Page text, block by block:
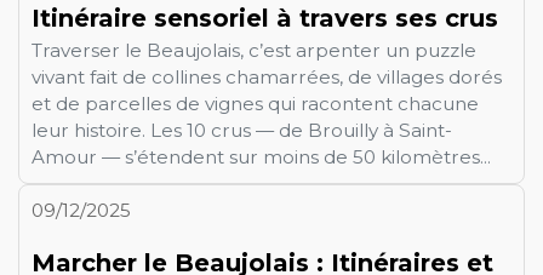
Itinéraire sensoriel à travers ses crus
Traverser le Beaujolais, c’est arpenter un puzzle
vivant fait de collines chamarrées, de villages dorés
et de parcelles de vignes qui racontent chacune
leur histoire. Les 10 crus — de Brouilly à Saint-
Amour — s’étendent sur moins de 50 kilomètres...
09/12/2025
Marcher le Beaujolais : Itinéraires et